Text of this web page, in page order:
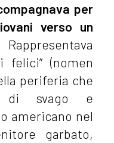
per
verso un
felici” (nomen
periferia che
di svago e
americano nel
garbato,